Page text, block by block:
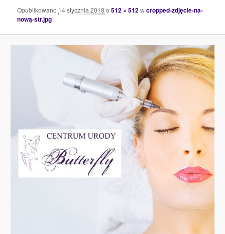
Opublikowano 14 stycznia 2018 o512 × 512wcropped-zdjęcie-na-
nową-str.jpg